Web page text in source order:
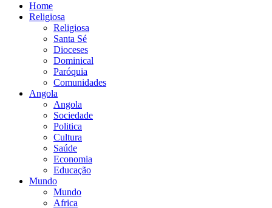
Home
Religiosa
Religiosa
Santa Sé
Dioceses
Dominical
Paróquia
Comunidades
Angola
Angola
Sociedade
Politica
Cultura
Saúde
Economia
Educação
Mundo
Mundo
Africa